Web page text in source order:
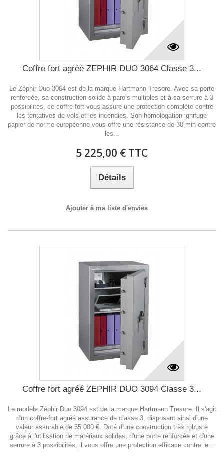
Coffre fort agréé ZEPHIR DUO 3064 Classe 3...
Le Zéphir Duo 3064 est de la marque Hartmann Tresore. Avec sa porte
renforcée, sa construction solide à parois multiples et à sa serrure à 3
possibilités, ce coffre-fort vous assure une protection complète contre
les tentatives de vols et les incendies. Son homologation ignifuge
papier de norme européenne vous offre une résistance de 30 min contre
les...
5 225,00 € TTC
Détails
Ajouter à ma liste d'envies
Coffre fort agréé ZEPHIR DUO 3094 Classe 3...
Le modèle Zéphir Duo 3094 est de la marque Hartmann Tresore. Il s'agit
d'un coffre-fort agréé assurance de classe 3, disposant ainsi d'une
valeur assurable de 55 000 €. Doté d'une construction très robuste
grâce à l'utilisation de matériaux solides, d'une porte renforcée et d'une
serrure à 3 possibilités, il vous offre une protection efficace contre le...